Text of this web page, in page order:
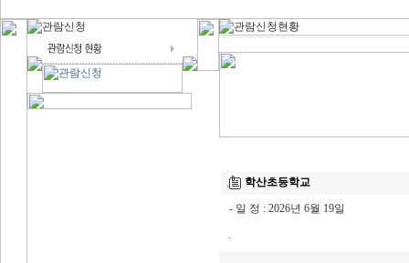
학산초등학교
- 일 정 : 2026년 6월 19일
.